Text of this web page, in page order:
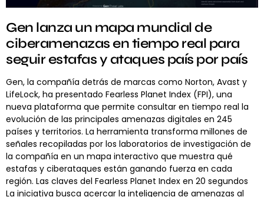
Gen lanza un mapa mundial de
ciberamenazas en tiempo real para
seguir estafas y ataques país por país
Gen, la compañía detrás de marcas como Norton, Avast y
LifeLock, ha presentado Fearless Planet Index (FPI), una
nueva plataforma que permite consultar en tiempo real la
evolución de las principales amenazas digitales en 245
países y territorios. La herramienta transforma millones de
señales recopiladas por los laboratorios de investigación de
la compañía en un mapa interactivo que muestra qué
estafas y ciberataques están ganando fuerza en cada
región. Las claves del Fearless Planet Index en 20 segundos
La iniciativa busca acercar la inteligencia de amenazas al